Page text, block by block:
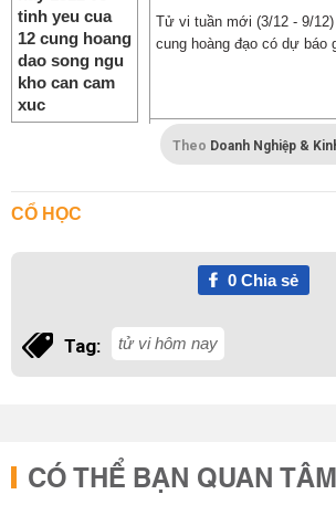
Tử vi tuần mới (3/12 - 9/
cung hoàng đạo có dự báo
Theo Doanh Nghiệp &
CỔ HỌC
0Chia sẻ
Tag: tử vi hôm nay
CÓ THỂ BẠN QUAN TÂM